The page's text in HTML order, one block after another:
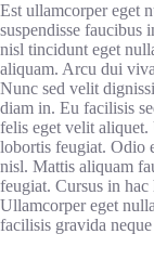
Est ullamcorper eget
suspendisse faucibus
nisl tincidunt eget
aliquam. Arcu dui
Nunc sed velit
diam in. Eu facilisis
felis eget velit
lobortis feugiat. Odio
nisl. Mattis aliquam
feugiat. Cursus in hac
Ullamcorper eget
facilisis gravida